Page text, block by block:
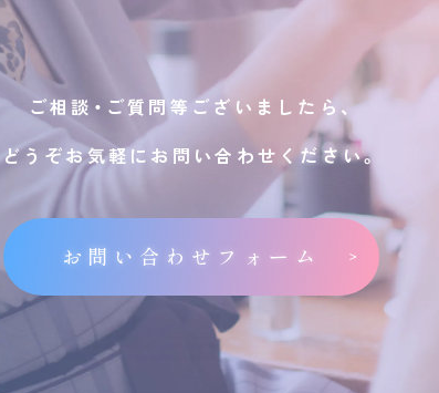
ご相談・ご質問等ございましたら、
どうぞお気軽にお問い合わせください。
お問い合わせフォーム